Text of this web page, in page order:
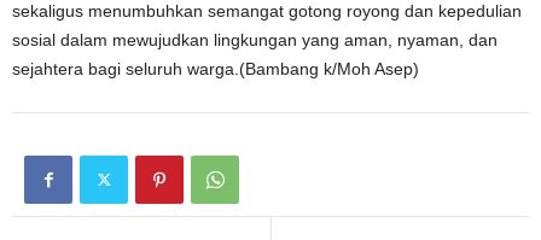
sekaligus menumbuhkan semangat gotong royong dan kepedulian
sosial dalam mewujudkan lingkungan yang aman, nyaman, dan
sejahtera bagi seluruh warga.(Bambang k/Moh Asep)